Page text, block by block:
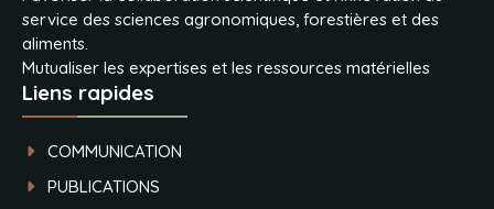
service des sciences agronomiques, forestières et des
aliments.
Mutualiser les expertises et les ressources matérielles
Liens rapides
COMMUNICATION
PUBLICATIONS